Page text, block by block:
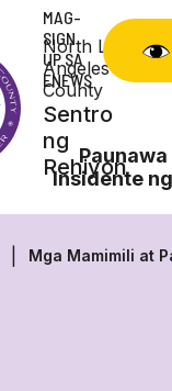
North Los
Angeles
County
Sentro
ng
Rehiyon
MAG-
SIGN
UP SA
ENEWS
Paunawa
Insidente
Mga Mamimili at